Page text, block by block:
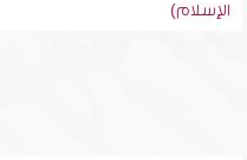
الإسلام)